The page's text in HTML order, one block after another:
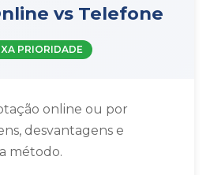
vs Telefone
PRIORIDADE
online ou por
desvantagens e
método.